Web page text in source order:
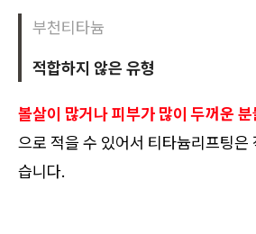
부천티타늄
적합하지 않은 유형
볼살이 많거나 피부가 많이 두꺼운 분
으로 적을 수 있어서 티타늄리프팅은
습니다.